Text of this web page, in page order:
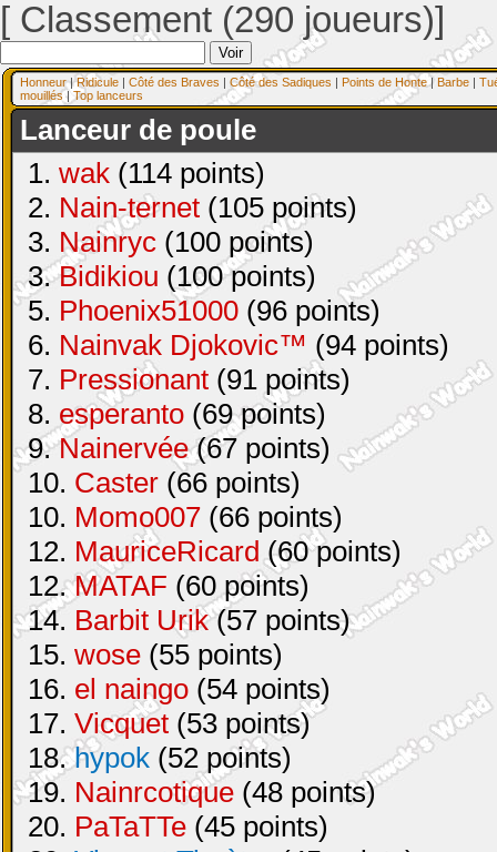
[ Classement (290 joueurs)]
Honneur|Ridicule | Côté des Braves | Côté des Sadiques | Points de Honte| Barbe |
mouillés| Top lanceurs
Lanceur de poule
1. wak (114 points)
2. Nain-ternet (105 points)
3. Nainryc (100 points)
3.Bidikiou (100 points)
5. Phoenix51000 (96 points)
6. Nainvak Djokovic™ (94 points)
7. Pressionant (91 points)
8. esperanto (69 points)
9.Nainervée(67 points)
10. Caster (66 points)
10. Momo007 (66 points)
12. MauriceRicard(60 points)
12.MATAF (60 points)
14. Barbit Urik(57 points)
15. wose (55 points)
16. el naingo (54 points)
17. Vicquet (53 points)
18.hypok (52 points)
19. Nainrcotique (48 points)
20. PaTaTTe (45 points)